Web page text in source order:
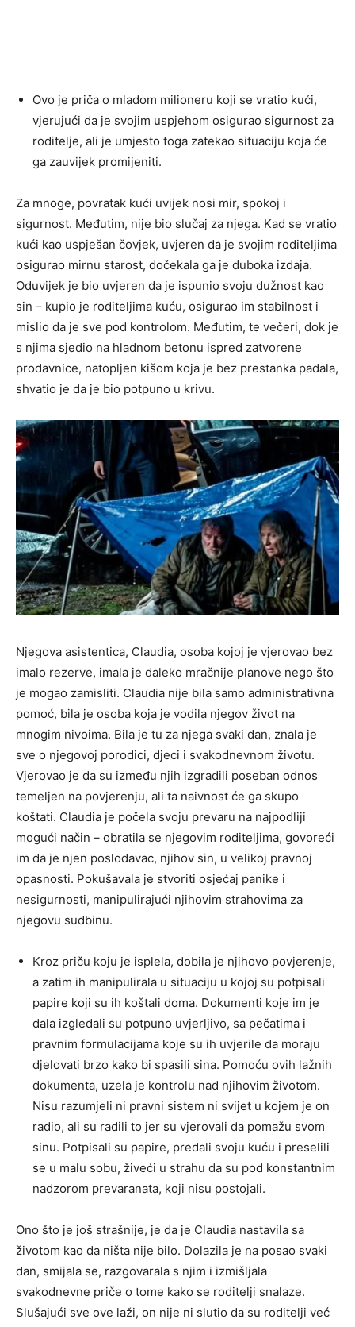
Ovo je priča o mladom milioneru koji se vratio kući,
vjerujući da je svojim uspjehom osigurao sigurnost za
roditelje, ali je umjesto toga zatekao situaciju koja će
ga zauvijek promijeniti.
Za mnoge, povratak kući uvijek nosi mir, spokoj i
sigurnost. Međutim, nije bio slučaj za njega. Kad se vratio
kući kao uspješan čovjek, uvjeren da je svojim roditeljima
osigurao mirnu starost, dočekala ga je duboka izdaja.
Oduvijek je bio uvjeren da je ispunio svoju dužnost kao
sin – kupio je roditeljima kuću, osigurao im stabilnost i
mislio da je sve pod kontrolom. Međutim, te večeri, dok je
s njima sjedio na hladnom betonu ispred zatvorene
prodavnice, natopljen kišom koja je bez prestanka padala,
shvatio je da je bio potpuno u krivu.
Njegova asistentica, Claudia, osoba kojoj je vjerovao bez
imalo rezerve, imala je daleko mračnije planove nego što
je mogao zamisliti. Claudia nije bila samo administrativna
pomoć, bila je osoba koja je vodila njegov život na
mnogim nivoima. Bila je tu za njega svaki dan, znala je
sve o njegovoj porodici, djeci i svakodnevnom životu.
Vjerovao je da su između njih izgradili poseban odnos
temeljen na povjerenju, ali ta naivnost će ga skupo
koštati. Claudia je počela svoju prevaru na najpodliji
mogući način – obratila se njegovim roditeljima, govoreći
im da je njen poslodavac, njihov sin, u velikoj pravnoj
opasnosti. Pokušavala je stvoriti osjećaj panike i
nesigurnosti, manipulirajući njihovim strahovima za
njegovu sudbinu.
Kroz priču koju je isplela, dobila je njihovo povjerenje,
a zatim ih manipulirala u situaciju u kojoj su potpisali
papire koji su ih koštali doma. Dokumenti koje im je
dala izgledali su potpuno uvjerljivo, sa pečatima i
pravnim formulacijama koje su ih uvjerile da moraju
djelovati brzo kako bi spasili sina. Pomoću ovih lažnih
dokumenta, uzela je kontrolu nad njihovim životom.
Nisu razumjeli ni pravni sistem ni svijet u kojem je on
radio, ali su radili to jer su vjerovali da pomažu svom
sinu. Potpisali su papire, predali svoju kuću i preselili
se u malu sobu, živeći u strahu da su pod konstantnim
nadzorom prevaranata, koji nisu postojali.
Ono što je još strašnije, je da je Claudia nastavila sa
životom kao da ništa nije bilo. Dolazila je na posao svaki
dan, smijala se, razgovarala s njim i izmišljala
svakodnevne priče o tome kako se roditelji snalaze.
Slušajući sve ove laži, on nije ni slutio da su roditelji već